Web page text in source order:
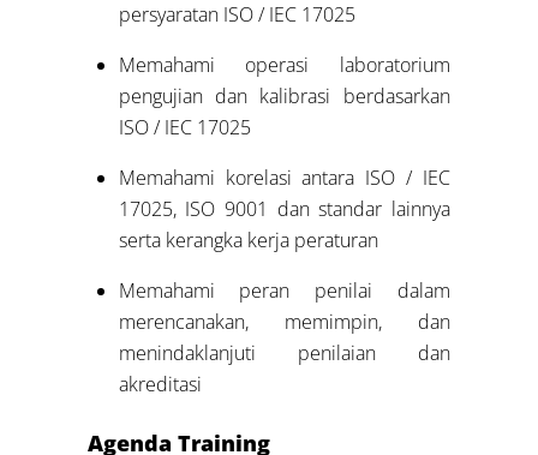
persyaratan ISO / IEC 17025
Memahami operasi laboratorium
pengujian dan kalibrasi berdasarkan
ISO / IEC 17025
Memahami korelasi antara ISO / IEC
17025, ISO 9001 dan standar lainnya
serta kerangka kerja peraturan
Memahami peran penilai dalam
merencanakan, memimpin, dan
menindaklanjuti penilaian dan
akreditasi
AgendaTraining